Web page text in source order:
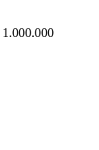
1.000.000